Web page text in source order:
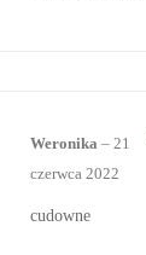
Weronika – 21
czerwca 2022
cudowne